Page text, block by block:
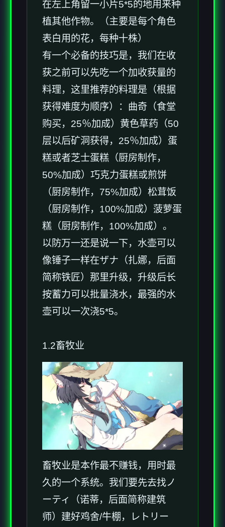
在左上角留一小片5*5的地用来种
植其他作物。（主要是每个角色
表白用的花，每种十株）
有一个必备的技巧是，我们在收
获之前可以先吃一个加收获量的
料理，这里推荐的料理是（根据
获得难度为顺序）：曲奇（食堂
购买，25％加成）黄色草药（50
层以后矿洞获得，25％加成）蛋
糕或者芝士蛋糕（厨房制作，
50%加成）巧克力蛋糕或煎饼
（厨房制作，75%加成）松茸饭
（厨房制作，100%加成）菠萝蛋
糕（厨房制作，100%加成）。
以防万一还是说一下，水壶可以
像锤子一样在ザナ（扎娜，后面
简称铁匠）那里升级，升级后长
按蓄力可以批量浇水，最强的水
壶可以一次浇5*5。
1.2畜牧业
畜牧业是本作最不赚钱，用时最
久的一个系统。我们要先去找ノ
ーティ（诺蒂，后面简称建筑
师）建好鸡舍/牛棚，レトリー